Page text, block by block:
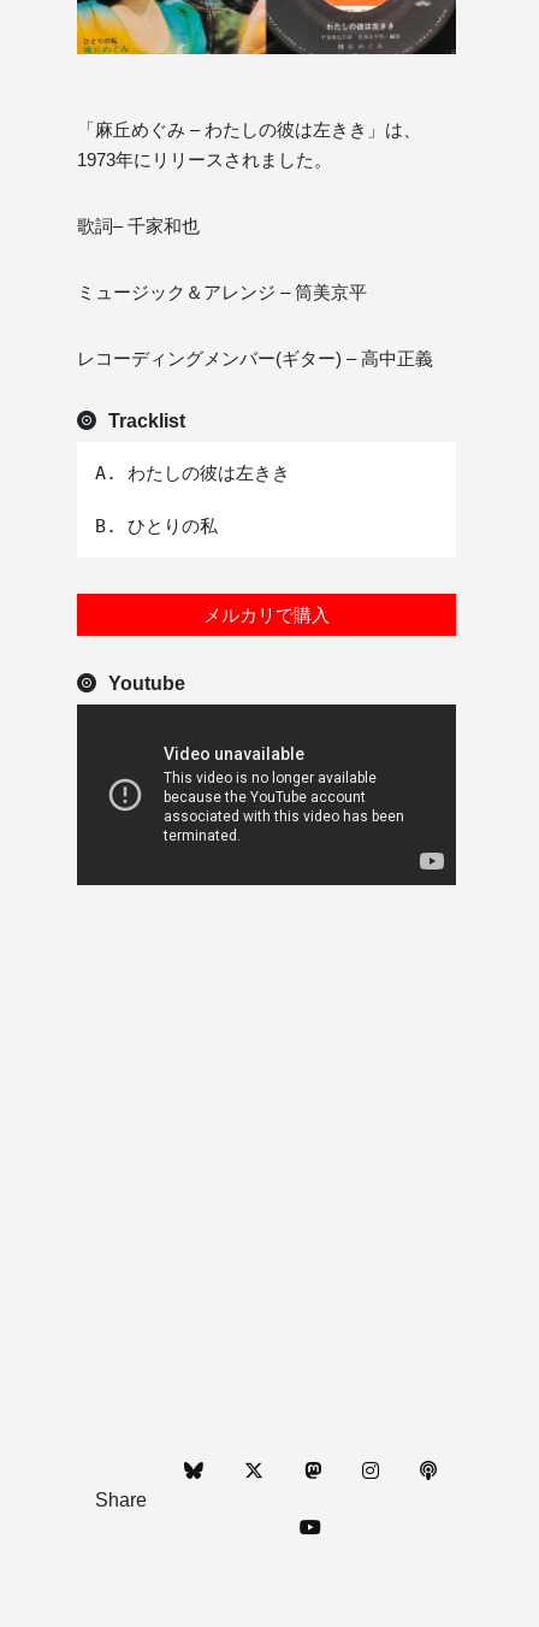
「麻丘めぐみ – わたしの彼は左きき」は、
1973年にリリースされました。
歌詞– 千家和也
ミュージック＆アレンジ – 筒美京平
レコーディングメンバー(ギター) – 高中正義
Tracklist
A. わたしの彼は左きき
メルカリで購入
Youtube
Share